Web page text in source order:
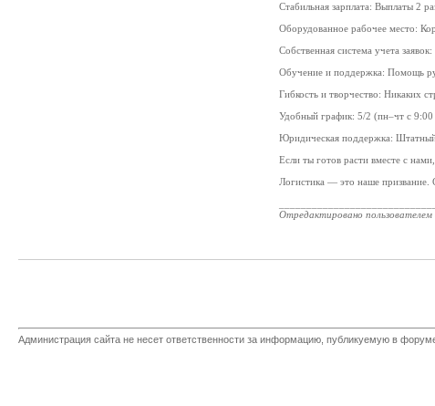
Стабильная зарплата: Выплаты 2
Оборудованное рабочее место:
Собственная система учета
Обучение и поддержка: Помощь
Гибкость и творчество: Никаких
Удобный график: 5/2 (пн–чт с
Юридическая поддержка: Штатный
Если ты готов расти вместе с
Логистика — это наше
Отредактировано пользователем
Администрация сайта не несет ответственности за информацию, публикуемую в